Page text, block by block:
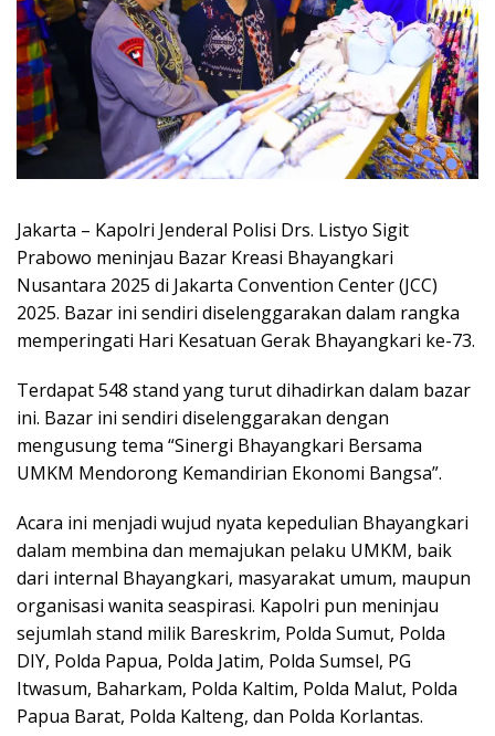
Jakarta – Kapolri Jenderal Polisi Drs. Listyo Sigit
Prabowo meninjau Bazar Kreasi Bhayangkari
Nusantara 2025 di Jakarta Convention Center (JCC)
2025. Bazar ini sendiri diselenggarakan dalam rangka
memperingati Hari Kesatuan Gerak Bhayangkari ke-73.
Terdapat 548 stand yang turut dihadirkan dalam bazar
ini. Bazar ini sendiri diselenggarakan dengan
mengusung tema “Sinergi Bhayangkari Bersama
UMKM Mendorong Kemandirian Ekonomi Bangsa”.
Acara ini menjadi wujud nyata kepedulian Bhayangkari
dalam membina dan memajukan pelaku UMKM, baik
dari internal Bhayangkari, masyarakat umum, maupun
organisasi wanita seaspirasi. Kapolri pun meninjau
sejumlah stand milik Bareskrim, Polda Sumut, Polda
DIY, Polda Papua, Polda Jatim, Polda Sumsel, PG
Itwasum, Baharkam, Polda Kaltim, Polda Malut, Polda
Papua Barat, Polda Kalteng, dan Polda Korlantas.